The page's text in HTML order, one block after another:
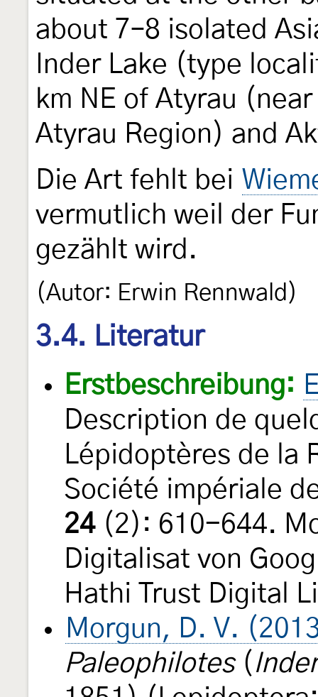
about 7–8 isolated
Inder Lake (type
km NE of Atyrau
Atyrau Region) and
Die Art fehlt bei
vermutlich weil der
gezählt wird.
(Autor: Erwin Rennwald)
3.4. Literatur
Erstbeschreibung:
Description de
Lépidoptères de la
Société impériale
24(2): 610-644.
Digitalisat von
Hathi Trust Digital
Morgun, D. V.
Paleophilotes(